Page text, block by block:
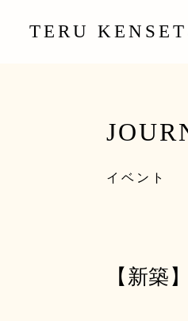
TERU
イベント
【新築